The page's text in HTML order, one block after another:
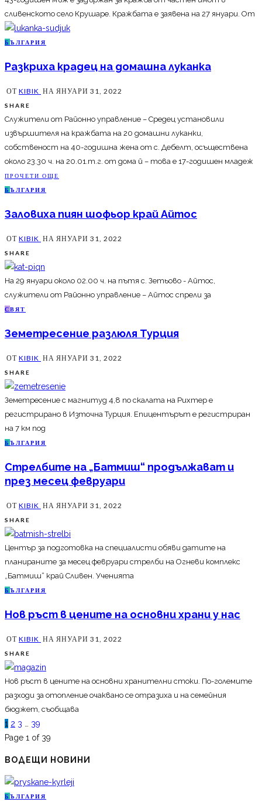
сливенското село Крушаре. Кражбата е заявена на 27 януари. От
Б ЪЛГАРИЯ
Разкриха крадец на домашна луканка
ОТ KIBIK НА ЯНУАРИ 31, 2022
SHARE
Служители от Районно управление – Средец установили
извършителя на кражбата на 20 домашни луканки,
собственост на 40-годишна жена от с. Дебелт, осъществена
около 23.30 ч. на 20.01.т.г. от дома й – това е 17-годишен младеж
ПРОЧЕТИ ОЩЕ
Б ЪЛГАРИЯ
Заловиха пиян шофьор край Айтос
ОТ KIBIK НА ЯНУАРИ 31, 2022
SHARE
На 29 януари около 02.00 ч. на пътя с. Зетьово - Айтос,
служители от Районно управление – Айтос спрели за
СВЯТ
Земетресение разлюля Турция
ОТ KIBIK НА ЯНУАРИ 31, 2022
SHARE
Земетресение с магнитуд 4,8 по скалата на Рихтер е
регистрирано в Източна Турция. Епицентърът е регистриран
на 7 км под
Б ЪЛГАРИЯ
Стрелбите на „Батмиш“ продължават и
през месец февруари
ОТ KIBIK НА ЯНУАРИ 31, 2022
SHARE
Център за подготовка на специалисти обяви датите на
планираните за месец февруари стрелби на Огневи комплекс
„Батмиш“ край Сливен. Ученията
Б ЪЛГАРИЯ
Нов ръст в цените на основни храни у нас
ОТ KIBIK НА ЯНУАРИ 31, 2022
SHARE
Нов ръст в цените на основни хранителни стоки. По-големите
разходи за отопление очаквано се отразиха и на семейния
бюджет, съобщава
1 2 3 … 39
Page 1 of 39
ВОДЕЩИ НОВИНИ
Б ЪЛГАРИЯ